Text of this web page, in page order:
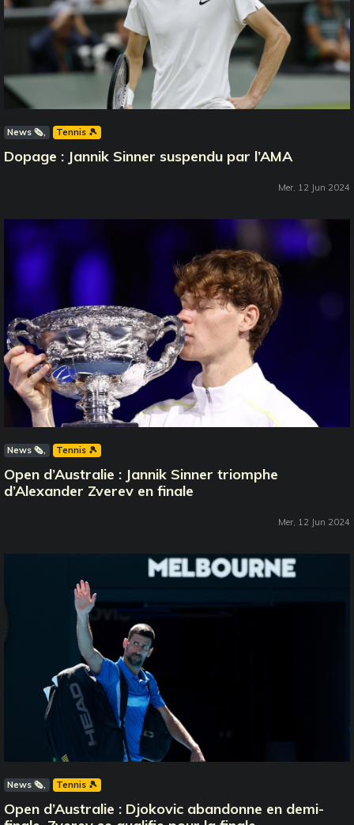
News 🗞️ Tennis 🎾
Dopage : Jannik Sinner suspendu par l’AMA
Mer, 12 Jun 2024
News 🗞️ Tennis 🎾
Open d’Australie : Jannik Sinner triomphe
d’Alexander Zverev en finale
Mer, 12 Jun 2024
News 🗞️ Tennis 🎾
Open d’Australie : Djokovic abandonne en demi-